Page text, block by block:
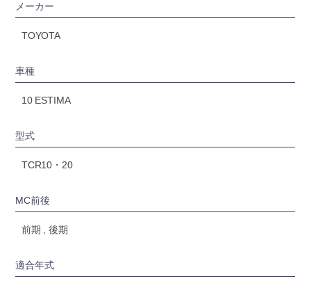
メーカー
TOYOTA
車種
10 ESTIMA
型式
TCR10・20
MC前後
前期 , 後期
適合年式